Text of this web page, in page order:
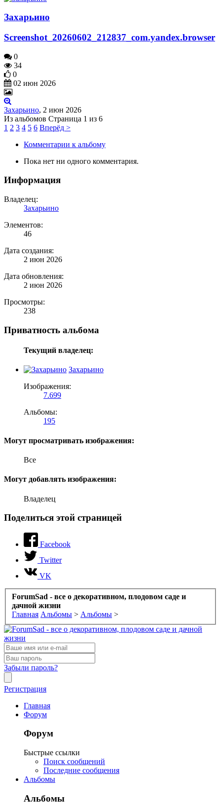
Захарьино
Screenshot_20260602_212837_com.yandex.browser
0
34
0
02 июн 2026
Захарьино, 2 июн 2026
Страница 1 из 6
1 2 3 4 5 6 Вперёд >
Комментарии к альбому
Пока нет ни одного комментария.
Информация
Владелец:
Захарьино
Элементов:
46
Дата создания:
2 июн 2026
Дата обновления:
2 июн 2026
Просмотры:
238
Приватность альбома
Текущий владелец:
Захарьино
Изображения:
7.699
Альбомы:
195
Могут просматривать изображения:
Все
Могут добавлять изображения:
Владелец
Поделиться этой страницей
Facebook
Twitter
VK
ForumSad - все о декоративном, плодовом саде и
дачной жизни
Главная Альбомы > Альбомы >
Забыли пароль?
Регистрация
Главная
Форум
Форум
Быстрые ссылки
Поиск сообщений
Последние сообщения
Альбомы
Альбомы